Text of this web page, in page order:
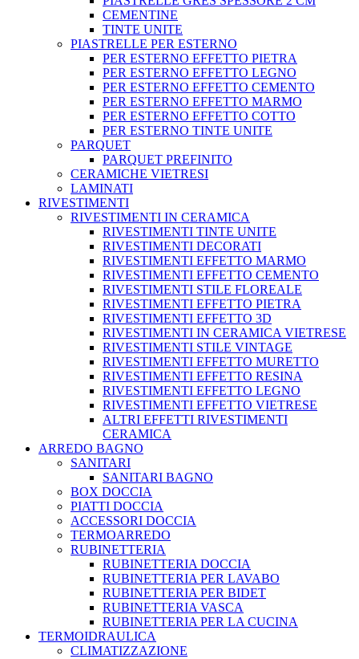
CEMENTINE
TINTE UNITE
PIASTRELLE PER ESTERNO
PER ESTERNO EFFETTO PIETRA
PER ESTERNO EFFETTO LEGNO
PER ESTERNO EFFETTO CEMENTO
PER ESTERNO EFFETTO MARMO
PER ESTERNO EFFETTO COTTO
PER ESTERNO TINTE UNITE
PARQUET
PARQUET PREFINITO
CERAMICHE VIETRESI
LAMINATI
RIVESTIMENTI
RIVESTIMENTI IN CERAMICA
RIVESTIMENTI TINTE UNITE
RIVESTIMENTI DECORATI
RIVESTIMENTI EFFETTO MARMO
RIVESTIMENTI EFFETTO CEMENTO
RIVESTIMENTI STILE FLOREALE
RIVESTIMENTI EFFETTO PIETRA
RIVESTIMENTI EFFETTO 3D
RIVESTIMENTI IN CERAMICA VIETRESE
RIVESTIMENTI STILE VINTAGE
RIVESTIMENTI EFFETTO MURETTO
RIVESTIMENTI EFFETTO RESINA
RIVESTIMENTI EFFETTO LEGNO
RIVESTIMENTI EFFETTO VIETRESE
ALTRI EFFETTI RIVESTIMENTI
CERAMICA
ARREDO BAGNO
SANITARI
SANITARI BAGNO
BOX DOCCIA
PIATTI DOCCIA
ACCESSORI DOCCIA
TERMOARREDO
RUBINETTERIA
RUBINETTERIA DOCCIA
RUBINETTERIA PER LAVABO
RUBINETTERIA PER BIDET
RUBINETTERIA VASCA
RUBINETTERIA PER LA CUCINA
TERMOIDRAULICA
CLIMATIZZAZIONE